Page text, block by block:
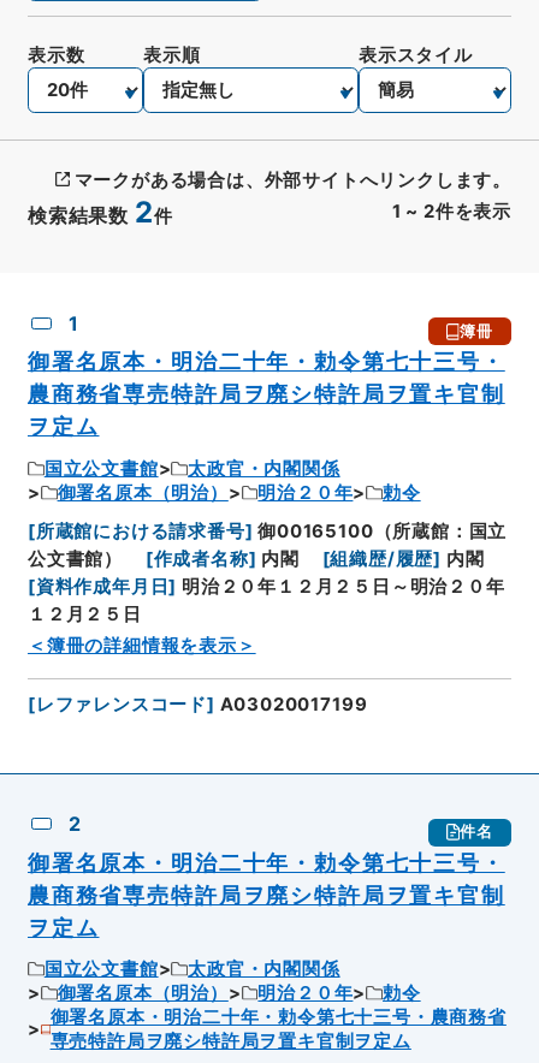
検索結果数 2件 1 ~ 2件を表示
表示数 表示順 表示スタイル
マークがある場合は、外部サイトへリンクします。
1 簿冊
御署名原本・明治二十年・勅令第七十三号・
農商務省専売特許局ヲ廃シ特許局ヲ置キ官制
ヲ定ム
国立公文書館
太政官・内閣関係
御署名原本（明治）
明治２０年
勅令
[所蔵館における請求番号] 御00165100（所蔵館：国立
公文書館）
[作成者名称] 内閣 [組織歴/履歴] 内閣
[資料作成年月日] 明治２０年１２月２５日～明治２０年
１２月２５日
＜簿冊の詳細情報を表示＞
[レファレンスコード] A03020017199
2 件名
御署名原本・明治二十年・勅令第七十三号・
農商務省専売特許局ヲ廃シ特許局ヲ置キ官制
ヲ定ム
国立公文書館
太政官・内閣関係
御署名原本（明治）
明治２０年
勅令
御署名原本・明治二十年・勅令第七十三号・農商務省
専売特許局ヲ廃シ特許局ヲ置キ官制ヲ定ム